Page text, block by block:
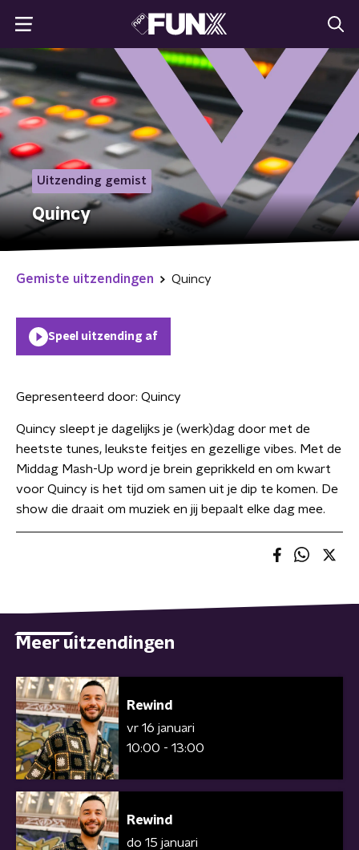
Uitzending gemist
Quincy
Gemiste uitzendingen Quincy
Speel uitzending af
Gepresenteerd door: Quincy
Quincy sleept je dagelijks je (werk)dag door met de
heetste tunes, leukste feitjes en gezellige vibes. Met de
Middag Mash-Up word je brein geprikkeld en om kwart
voor Quincy is het tijd om samen uit je dip te komen. De
show die draait om muziek en jij bepaalt elke dag mee.
Meer uitzendingen
Rewind
vr 16 januari
10:00 - 13:00
Rewind
do 15 januari